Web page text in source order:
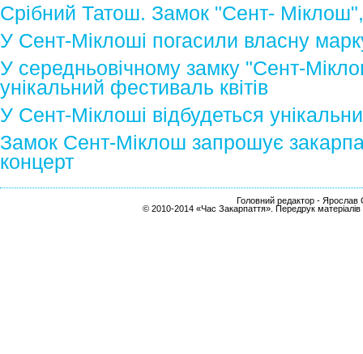
Срібний Татош. Замок "Сент-
У Сент-Міклоші погасили власну
У середньовічному замку "Сент-
унікальний фестиваль квітів
У Сент-Міклоші відбудеться
Замок Сент-Міклош запрошує
концерт
Головний редактор - Ярослав
© 2010-2014 «Час Закарпаття». Передрук